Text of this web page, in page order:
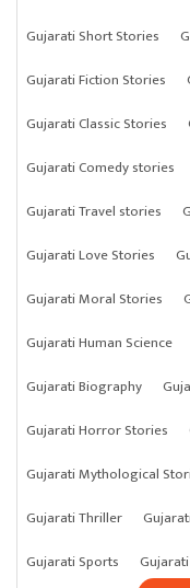
Gujarati Short Stories
Gujarati Fiction Stories
Gujarati Classic Stories
Gujarati Comedy stories
Gujarati Travel stories
Gujarati Love Stories
Gujarati Moral Stories
Gujarati Human Science
Gujarati Biography
Gujarati Horror Stories
Gujarati Mythological
Gujarati Thriller
Gujarati Sports